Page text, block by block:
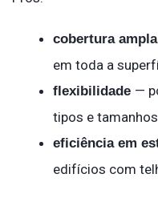
cobertura ampla
em toda a
flexibilidade —
tipos e
eficiência em
edifícios com